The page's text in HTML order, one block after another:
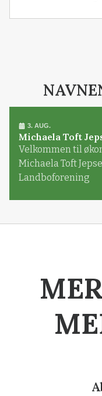
3. AUG.
Michaela Toft
Velkommen til
Michaela Toft
Landboforening